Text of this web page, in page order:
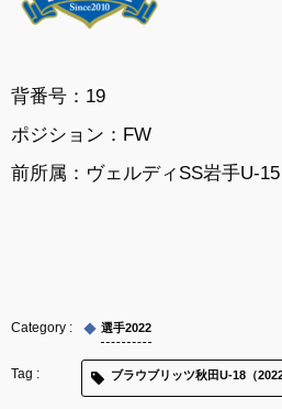
背番号：19
ポジション：FW
前所属： ヴェルディSS岩手U-15
選手2022
ブラウブリッツ秋田U-18（2022